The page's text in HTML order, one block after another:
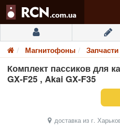
Магнитофоны
Комплект пассиков для
GX-F25 , Akai GX-F35
доставка из г.